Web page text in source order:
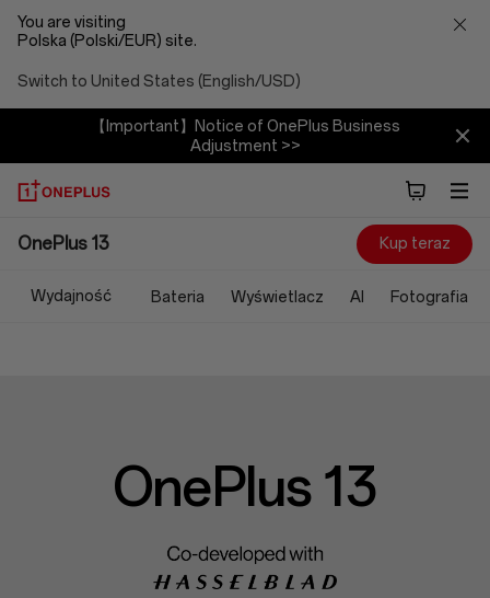
You are visiting
Polska (Polski/EUR) site.
Switch to United States (English/USD)
【Important】Notice of OnePlus Business
Adjustment >>
OnePlus
13
OnePlus 13 Kup teraz
Wydajność Bateria Wyświetlacz AI Fotografia
OnePlus 13